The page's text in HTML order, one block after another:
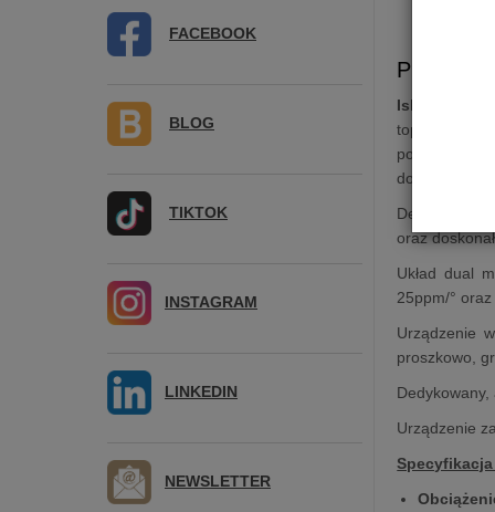
Iskra1
topologii:
pojemności
dopasowanie
Dedykowana
oraz
Układ dual
25ppm/°
Urządzenie
proszkowo,
Urządzenie
FACEBOOK
BLOG
TIKTOK
INSTAGRAM
LINKEDIN
NEWSLETTER